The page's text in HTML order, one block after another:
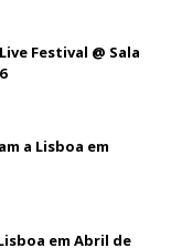
Festival @ Sala
a Lisboa em
em Abril de